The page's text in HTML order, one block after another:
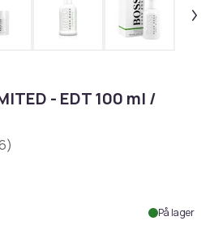
- EDT 100 ml /
På lager